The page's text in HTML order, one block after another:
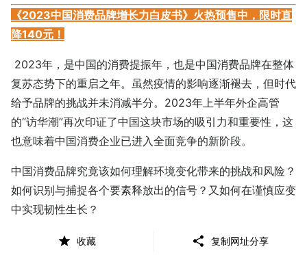
《2023中国消费品牌增长力白皮书》火热预售中，限时直
降140元！
2023年，是中国的消费提振年，也是中国消费品牌在整体
复苏态势下的重启之年。虽然疫情的影响逐渐褪去，但时代
给予品牌的挑战并未消减半分。2023年上半年外企高管
的“访华潮”再次印证了中国这块市场的吸引力和重要性，这
也意味着中国消费企业已进入全面竞争的新阶段。
中国消费品牌究竟该如何理解环境变化带来的挑战和风险？
如何识别与捕捉各个要素释放出的信号？又如何在谨慎应变
中实现韧性生长？
从“看长”“向真”再到“应变”，历时130+天，CBNData重磅输
收藏 复制网址分享